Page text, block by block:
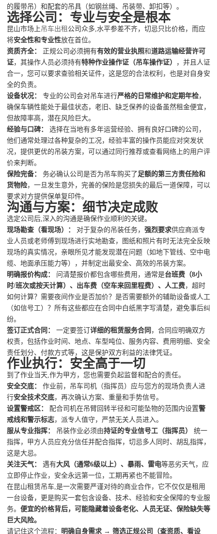
的履带吊）和配套的吊具（如钢丝绳、吊装带、卸扣等）。
选择公司：专业与安全是根本
昆山市场上吊车出租 公司众多,水平参差不齐，切忌只比价格，而应
将安全性和专业性放在首位。
资质齐全：
正规公司必须拥有有效的营业执照和道路运输经营许可
证，其操作人员必须持有特种作业操作证（吊车操作证）
，并且人证
合一，您可以要求查验相关证件，这是您的合法权利，也是对自身安
全的负责。
设备状况：
专业的公司会对吊车进行严格的日常维护和定期年检，
确保车辆性能处于最佳状态，老旧、缺乏保养的设备虽然租金便宜，
但故障率高，潜在风险巨大。
经验与口碑：
选择在当地有多年运营经验、拥有良好口碑的公司，
他们通常处理过各种复杂的工况，经验丰富的操作员能应对突发状
况，提供更优的吊装方案，可以通过同行推荐或查看网络上的用户评
价来判断。
保险完备：
务必确认公司是否为吊车购买了足额的第三方责任险和
货物险，一旦发生意外，完善的保险是您损失的最后一道保障，可以
要求对方提供保单复印件。
沟通与方案：细节决定成败
选定公司后,深入的沟通是确保作业顺利的关键。
现场勘查（看现场）：
对于复杂的吊装任务， 强烈要求供应商派专
业人员或老师傅到现场进行实地勘查，图纸和照片有时无法完全反映
现场的真实情况，亲眼所见才能发现潜在问题（如地下管线、空中电
缆、地面承压能力等），并制定出最安全、高效的吊装方案。
明确报价构成：
问清楚报价都包含哪些费用，通常是台班费（8小
时/班次或按天计算）、出车费（空车来回里程费）、人工费，超时
如何计算？需要夜间作业是否加价？是否需要额外的辅助设备或人工
（如信号工）？所有这些都应在合同中白纸黑字写清楚，避免事后纠
纷。
签订正式合同：
一定要签订 详细的租赁服务合同 ，合同应明确双方
权责，包括作业时间、地点、车型吨位、服务内容、费用明细、安全
责任划分、付款方式等，这是保护双方利益的法律凭证。
作业执行：安全高于一切
到了作业当天,作为甲方，您也需要负起监督和配合的责任。
安全交底：
作业前，吊车司机（指挥员）应与您方的现场负责人进
行安全技术交底，再次确认方案、重量和手势信号。
设置警戒区：
配合司机在吊臂回转半径和可能坠物的范围内设置警
戒线和警示标志，派专人值守，严禁无关人员进入。
服从专业指挥：
吊装作业必须由持证的专业信号工（指挥员）
统一
指挥，甲方人员应充分信任并配合指挥，切忌多人同时、胡乱指挥，
这是大忌。
关注天气：
遇有大风（通常6级以上）、暴雨、雷电等恶劣天气，应
立即停止作业，安全永远第一位，工期再紧也不能冒险。
在昆山租赁吊车,是一次需要严谨对待的商业合作，它不仅仅是租用
一台设备，更是购买一套包含设备、技术、经验和安全保障的专业服
务。 便宜的价格背后，可能隐藏着设备老化、人员无证、保险缺失等
巨大风险。
请记住这个流程： 明确自身需求 → 筛选正规公司（查资质、看设